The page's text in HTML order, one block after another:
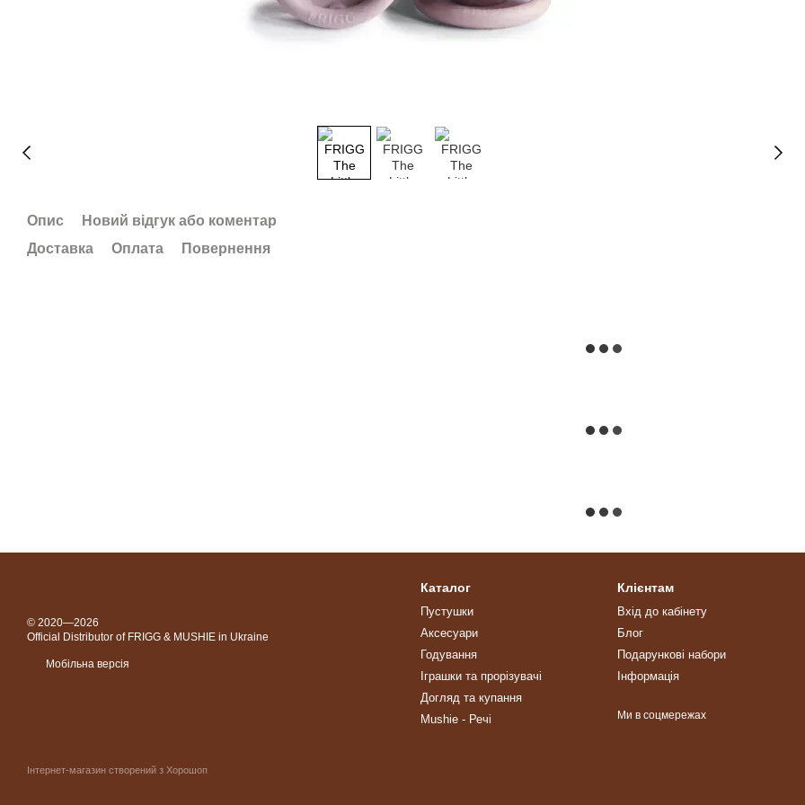
Опис
Новий відгук або коментар
Доставка
Оплата Повернення
© 2020—2026
Official Distributor of FRIGG & MUSHIE in Ukraine
Мобільна версія
Інтернет-магазин створений з Хорошоп
Каталог
Пустушки
Аксесуари
Годування
Іграшки та прорізувачі
Догляд та купання
Mushie - Речі
Клієнтам
Вхід до кабінету
Блог
Подарункові набори
Інформація
Ми в соцмережах